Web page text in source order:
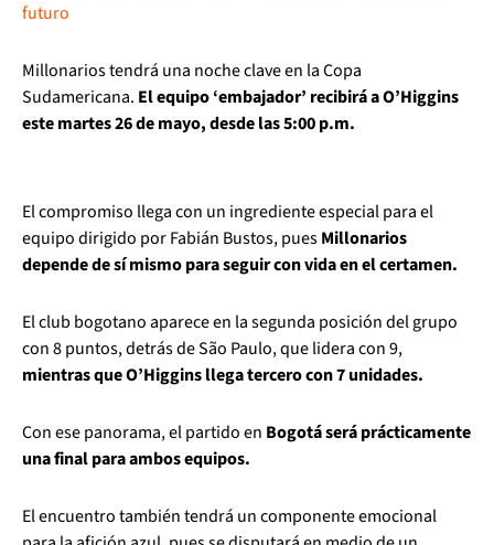
futuro
Millonarios tendrá una noche clave en la Copa
Sudamericana. El equipo ‘embajador’ recibirá a O’Higgins
este martes 26 de mayo, desde las 5:00 p.m.
El compromiso llega con un ingrediente especial para el
equipo dirigido por Fabián Bustos, puesMillonarios
depende de sí mismo para seguir con vida en el certamen.
El club bogotano aparece en la segunda posición del grupo
con 8 puntos, detrás de São Paulo, que lidera con 9,
mientras que O’Higgins llega tercero con 7 unidades.
Con ese panorama, el partido en Bogotá será prácticamente
una final para ambos equipos.
El encuentro también tendrá un componente emocional